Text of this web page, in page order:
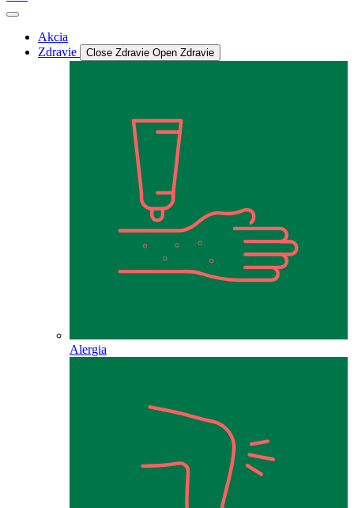
Akcia
Zdravie
Close Zdravie Open Zdravie
Alergia